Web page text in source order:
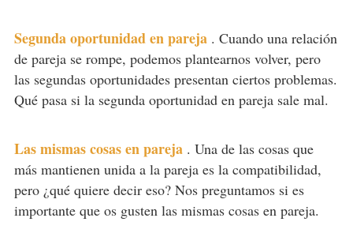
Segunda oportunidad en pareja . Cuando una relación
de pareja se rompe, podemos plantearnos volver, pero
las segundas oportunidades presentan ciertos problemas.
Qué pasa si la segunda oportunidad en pareja sale mal.
Las mismas cosas en pareja . Una de las cosas que
más mantienen unida a la pareja es la compatibilidad,
pero ¿qué quiere decir eso? Nos preguntamos si es
importante que os gusten las mismas cosas en pareja.